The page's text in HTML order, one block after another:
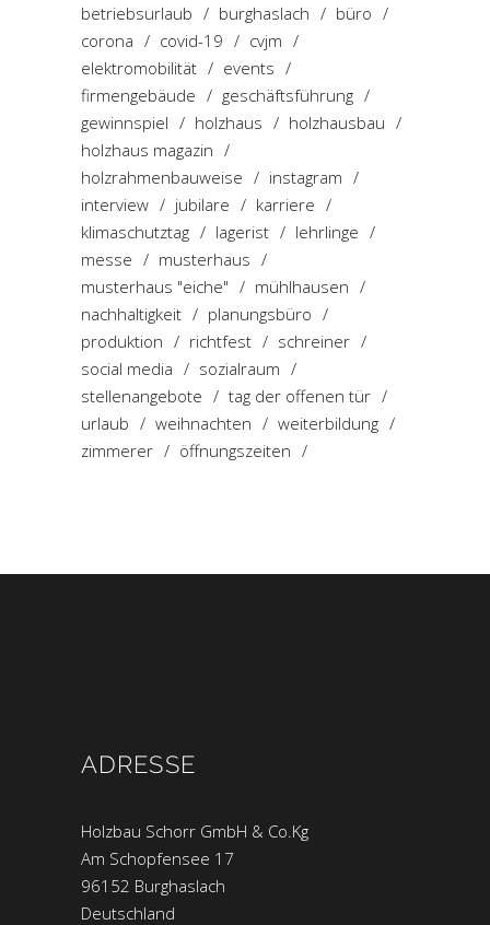
betriebsurlaub
burghaslach
büro
corona
covid-19
cvjm
elektromobilität
events
firmengebäude
geschäftsführung
gewinnspiel
holzhaus
holzhausbau
holzhaus magazin
holzrahmenbauweise
instagram
interview
jubilare
karriere
klimaschutztag
lagerist
lehrlinge
messe
musterhaus
musterhaus "eiche"
mühlhausen
nachhaltigkeit
planungsbüro
produktion
richtfest
schreiner
social media
sozialraum
stellenangebote
tag der offenen tür
urlaub
weihnachten
weiterbildung
zimmerer
öffnungszeiten
ADRESSE
Holzbau Schorr GmbH & Co.Kg
Am Schopfensee 17
96152 Burghaslach
Deutschland